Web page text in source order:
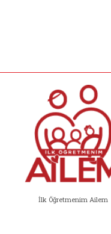
İlk Öğretmenim Ailem